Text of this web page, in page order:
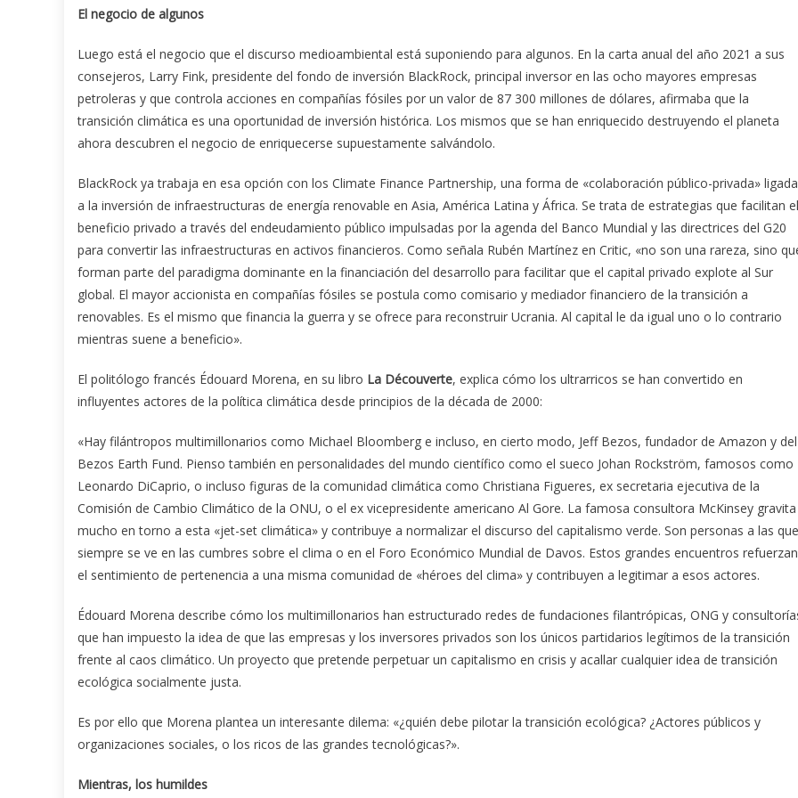
El negocio de algunos
Luego está el negocio que el discurso medioambiental está suponiendo para algunos. En la carta anual del año 2021 a sus
consejeros, Larry Fink, presidente del fondo de inversión BlackRock, principal inversor en las ocho mayores empresas
petroleras y que controla acciones en compañías fósiles por un valor de 87 300 millones de dólares, afirmaba que la
transición climática es una oportunidad de inversión histórica. Los mismos que se han enriquecido destruyendo el planeta
ahora descubren el negocio de enriquecerse supuestamente salvándolo.
BlackRock ya trabaja en esa opción con los Climate Finance Partnership, una forma de «colaboración público-privada» ligada
a la inversión de infraestructuras de energía renovable en Asia, América Latina y África. Se trata de estrategias que facilitan el
beneficio privado a través del endeudamiento público impulsadas por la agenda del Banco Mundial y las directrices del G20
para convertir las infraestructuras en activos financieros. Como señala Rubén Martínez en Critic, «no son una rareza, sino
forman parte del paradigma dominante en la financiación del desarrollo para facilitar que el capital privado explote al Sur
global. El mayor accionista en compañías fósiles se postula como comisario y mediador financiero de la transición a
renovables. Es el mismo que financia la guerra y se ofrece para reconstruir Ucrania. Al capital le da igual uno o lo contrario
mientras suene a beneficio».
El politólogo francés Édouard Morena, en su libro La Découverte, explica cómo los ultrarricos se han convertido en
influyentes actores de la política climática desde principios de la década de 2000:
«Hay filántropos multimillonarios como Michael Bloomberg e incluso, en cierto modo, Jeff Bezos, fundador de Amazon y del
Bezos Earth Fund. Pienso también en personalidades del mundo científico como el sueco Johan Rockström, famosos como
Leonardo DiCaprio, o incluso figuras de la comunidad climática como Christiana Figueres, ex secretaria ejecutiva de la
Comisión de Cambio Climático de la ONU, o el ex vicepresidente americano Al Gore. La famosa consultora McKinsey gravita
mucho en torno a esta «jet-set climática» y contribuye a normalizar el discurso del capitalismo verde. Son personas a las que
siempre se ve en las cumbres sobre el clima o en el Foro Económico Mundial de Davos. Estos grandes encuentros refuerzan
el sentimiento de pertenencia a una misma comunidad de «héroes del clima» y contribuyen a legitimar a esos actores.
Édouard Morena describe cómo los multimillonarios han estructurado redes de fundaciones filantrópicas, ONG y
que han impuesto la idea de que las empresas y los inversores privados son los únicos partidarios legítimos de la transición
frente al caos climático. Un proyecto que pretende perpetuar un capitalismo en crisis y acallar cualquier idea de transición
ecológica socialmente justa.
Es por ello que Morena plantea un interesante dilema: «¿quién debe pilotar la transición ecológica? ¿Actores públicos y
organizaciones sociales, o los ricos de las grandes tecnológicas?».
Mientras, los humildes